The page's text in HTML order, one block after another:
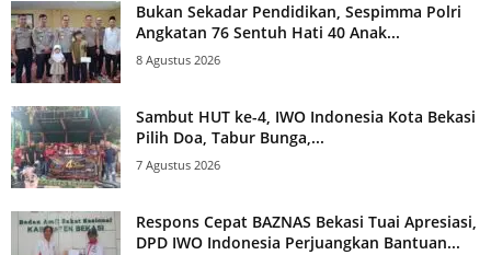
Bukan Sekadar Pendidikan, Sespimma Polri
Angkatan 76 Sentuh Hati 40 Anak...
8 Agustus 2026
Sambut HUT ke-4, IWO Indonesia Kota Bekasi
Pilih Doa, Tabur Bunga,...
7 Agustus 2026
Respons Cepat BAZNAS Bekasi Tuai Apresiasi,
DPD IWO Indonesia Perjuangkan Bantuan...